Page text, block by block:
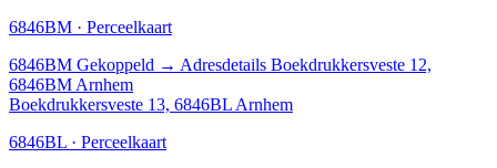
6846BM · Perceelkaart
6846BM Gekoppeld → Adresdetails Boekdrukkersveste 12,
6846BM Arnhem
Boekdrukkersveste 13, 6846BL Arnhem
6846BL · Perceelkaart